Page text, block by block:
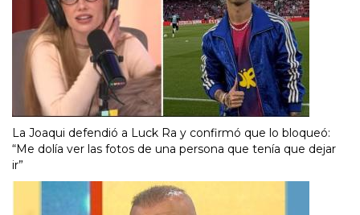
La Joaqui defendió a Luck Ra y confirmó que lo bloqueó:
“Me dolía ver las fotos de una persona que tenía que dejar
ir”